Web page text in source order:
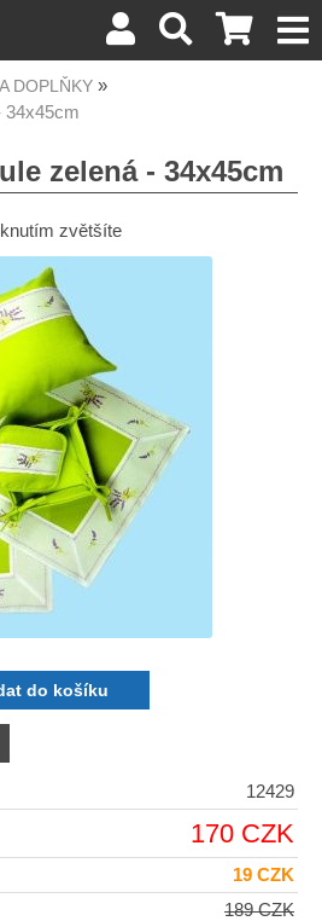
DOPLŇKY
34x45cm
zelená - 34x45cm
zvětšíte
12429
170 CZK
19 CZK
189 CZK